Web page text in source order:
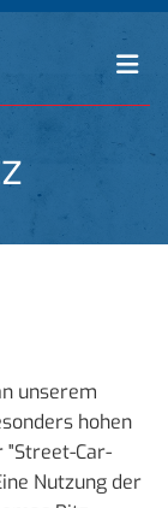
unserem
hohen
Car-
Nutzung der